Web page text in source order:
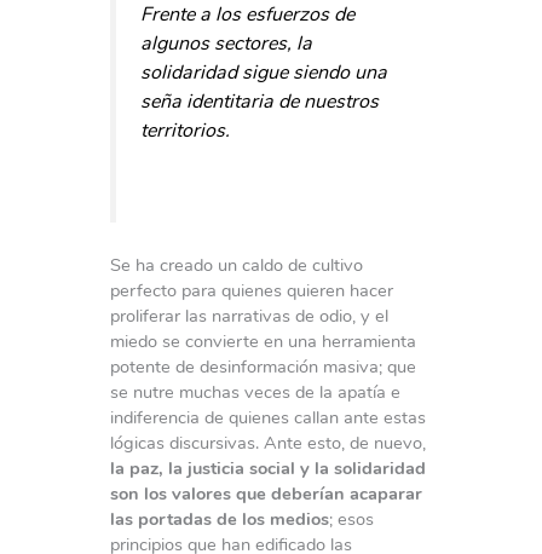
Frente a los esfuerzos de
algunos sectores, la
solidaridad sigue siendo una
seña identitaria de nuestros
territorios.
Se ha creado un caldo de cultivo
perfecto para quienes quieren hacer
proliferar las narrativas de odio, y el
miedo se convierte en una herramienta
potente de desinformación masiva; que
se nutre muchas veces de la apatía e
indiferencia de quienes callan ante estas
lógicas discursivas. Ante esto, de nuevo,
la paz, la justicia social y la solidaridad
son los valores que deberían acaparar
las portadas de los medios; esos
principios que han edificado las